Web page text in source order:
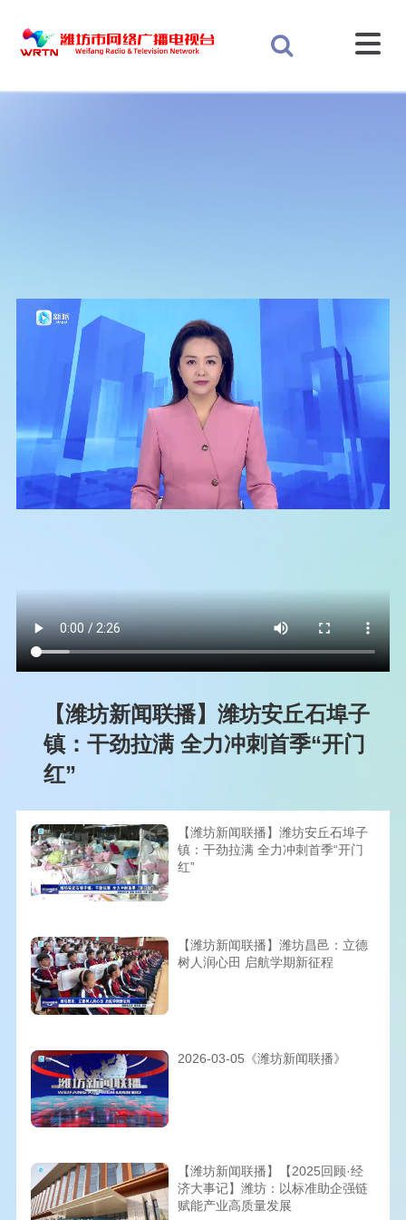
【潍坊新闻联播】潍坊安丘石埠子
镇：干劲拉满 全力冲刺首季“开门
红”
【潍坊新闻联播】潍坊安丘石埠子
镇：干劲拉满 全力冲刺首季“开门
红”
【潍坊新闻联播】潍坊昌邑：立德
树人润心田 启航学期新征程
2026-03-05《潍坊新闻联播》
【潍坊新闻联播】【2025回顾·经
济大事记】潍坊：以标准助企强链
赋能产业高质量发展